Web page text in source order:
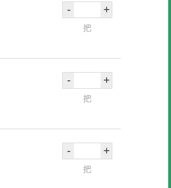
- +
把
- +
把
- +
把